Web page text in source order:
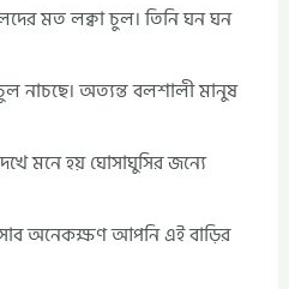
মত লক্বা চুল। তিনি ঘন ঘন
চুল নাচছে। অত্যন্ত বলশালী মানুষ
মনে হয় ঘোসাঘুসির জন্যে
অনেকক্ষণ আপনি এই বাড়ির